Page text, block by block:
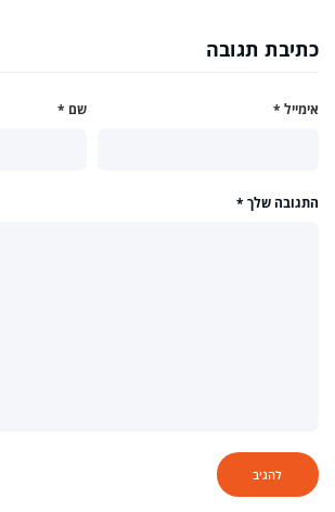
כתיבת תגובה
שם * אימייל *
התגובה שלך *